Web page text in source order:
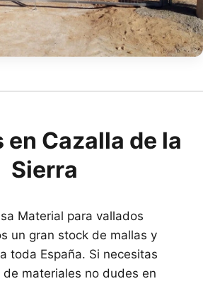
en Cazalla de la
Sierra
Material para vallados
un gran stock de mallas y
toda España. Si necesitas
materiales no dudes en